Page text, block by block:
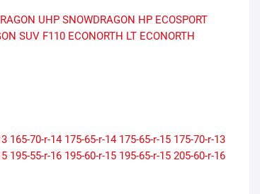
UHP SNOWDRAGON HP ECOSPORT
SUV F110 ECONORTH LT ECONORTH
165-70-r-14 175-65-r-14 175-65-r-15 175-70-r-13
195-55-r-16 195-60-r-15 195-65-r-15 205-60-r-16